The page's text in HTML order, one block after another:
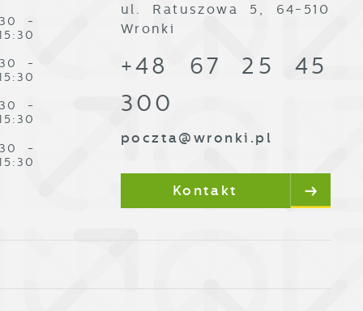
-
-
-
-
ul. Ratuszowa 5, 64-510
Wronki
+48 67 25 45
300
poczta@wronki.pl
Kontakt